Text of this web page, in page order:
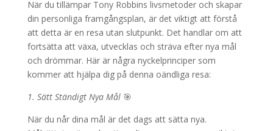
När du tillämpar Tony Robbins livsmetoder och skapar
din personliga framgångsplan, är det viktigt att förstå
att detta är en resa utan slutpunkt. Det handlar om att
fortsätta att växa, utvecklas och sträva efter nya mål
och drömmar. Här är några nyckelprinciper som
kommer att hjälpa dig på denna oändliga resa:
1. Sätt Ständigt Nya Mål🎯
När du når dina mål är det dags att sätta nya.